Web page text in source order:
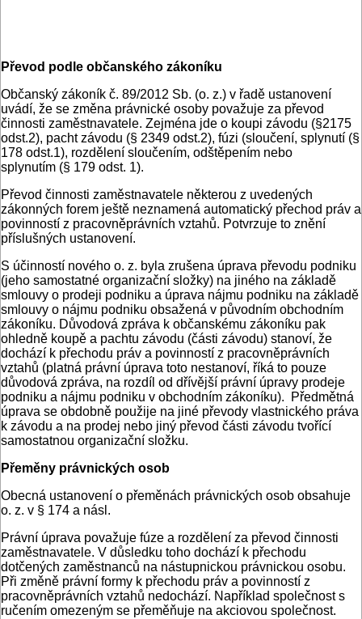
Převod podle občanského zákoníku
Občanský zákoník č. 89/2012 Sb. (o. z.) v řadě ustanovení
uvádí, že se změna právnické osoby považuje za převod
činnosti zaměstnavatele. Zejména jde o koupi závodu (§2175
odst.2), pacht závodu (§ 2349 odst.2), fúzi (sloučení, splynutí (§
178 odst.1), rozdělení sloučením, odštěpením nebo
splynutím (§ 179 odst. 1).
Převod činnosti zaměstnavatele některou z uvedených
zákonných forem ještě neznamená automatický přechod práv a
povinností z pracovněprávních vztahů. Potvrzuje to znění
příslušných ustanovení.
S účinností nového o. z. byla zrušena úprava převodu podniku
(jeho samostatné organizační složky) na jiného na základě
smlouvy o prodeji podniku a úprava nájmu podniku na základě
smlouvy o nájmu podniku obsažená v původním obchodním
zákoníku. Důvodová zpráva k občanskému zákoníku pak
ohledně koupě a pachtu závodu (části závodu) stanoví, že
dochází k přechodu práv a povinností z pracovněprávních
vztahů (platná právní úprava toto nestanoví, říká to pouze
důvodová zpráva, na rozdíl od dřívější právní úpravy prodeje
podniku a nájmu podniku v obchodním zákoníku). Předmětná
úprava se obdobně použije na jiné převody vlastnického práva
k závodu a na prodej nebo jiný převod části závodu tvořící
samostatnou organizační složku.
Přeměny právnických osob
Obecná ustanovení o přeměnách právnických osob obsahuje
o. z. v § 174 a násl.
Právní úprava považuje fúze a rozdělení za převod činnosti
zaměstnavatele. V důsledku toho dochází k přechodu
dotčených zaměstnanců na nástupnickou právnickou osobu.
Při změně právní formy k přechodu práv a povinností z
pracovněprávních vztahů nedochází. Například společnost s
ručením omezeným se přeměňuje na akciovou společnost.